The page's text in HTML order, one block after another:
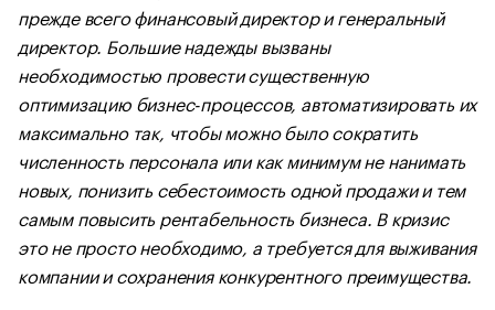
прежде всего финансовый директор и генеральный
директор. Большие надежды вызваны
необходимостью провести существенную
оптимизацию бизнес-процессов, автоматизировать их
максимально так, чтобы можно было сократить
численность персонала или как минимум не нанимать
новых, понизить себестоимость одной продажи и тем
самым повысить рентабельность бизнеса. В кризис
это не просто необходимо, а требуется для выживания
компании и сохранения конкурентного преимущества.